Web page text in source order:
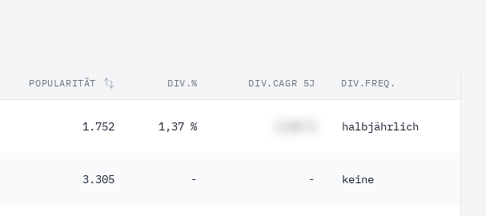
POPULARITÄT DIV.% DIV.CAGR 5J DIV.FREQ.
1.752 1,37 % halbjährlich
3.305 - - keine